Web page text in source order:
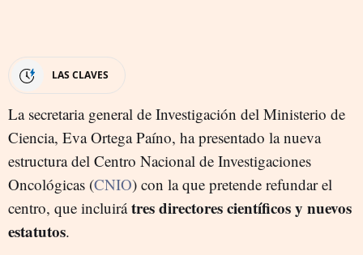
LAS CLAVES
La secretaria general de Investigación del Ministerio de
Ciencia, Eva Ortega Paíno, ha presentado la nueva
estructura del Centro Nacional de Investigaciones
Oncológicas (CNIO) con la que pretende refundar el
centro, que incluirátres directores científicos y nuevos
estatutos.